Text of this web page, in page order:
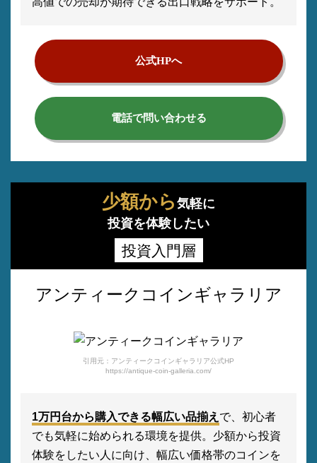
公式HPへ
電話で問い合わせる
少額から 気軽に
投資を体験したい
投資入門層
アンティークコインギャラリア
引用元：アンティークコインギャラリア公式HP
https://antique-coin-galleria.com/
1万円台から購入できる幅広い品揃え で、初心者
でも気軽に始められる環境を提供。少額から投資
体験をしたい人に向け、幅広い価格帯のコインを